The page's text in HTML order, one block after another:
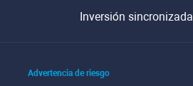
Inversión sincronizada
Advertencia de riesgo